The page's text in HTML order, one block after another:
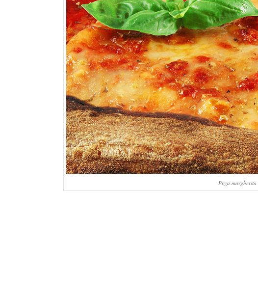
Pizza margherita